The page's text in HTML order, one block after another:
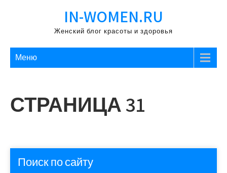
IN-WOMEN.RU
Женский блог красоты и здоровья
Меню
СТРАНИЦА 31
Поиск по сайту